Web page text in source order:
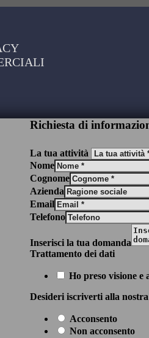
Richiesta di
La tua attività
Nome
Cognome
Azienda
Email
Telefono
Inserisci la tua domanda
Trattamento dei dati
Ho preso visione
Desideri iscriverti alla
Acconsento
Non acconsento